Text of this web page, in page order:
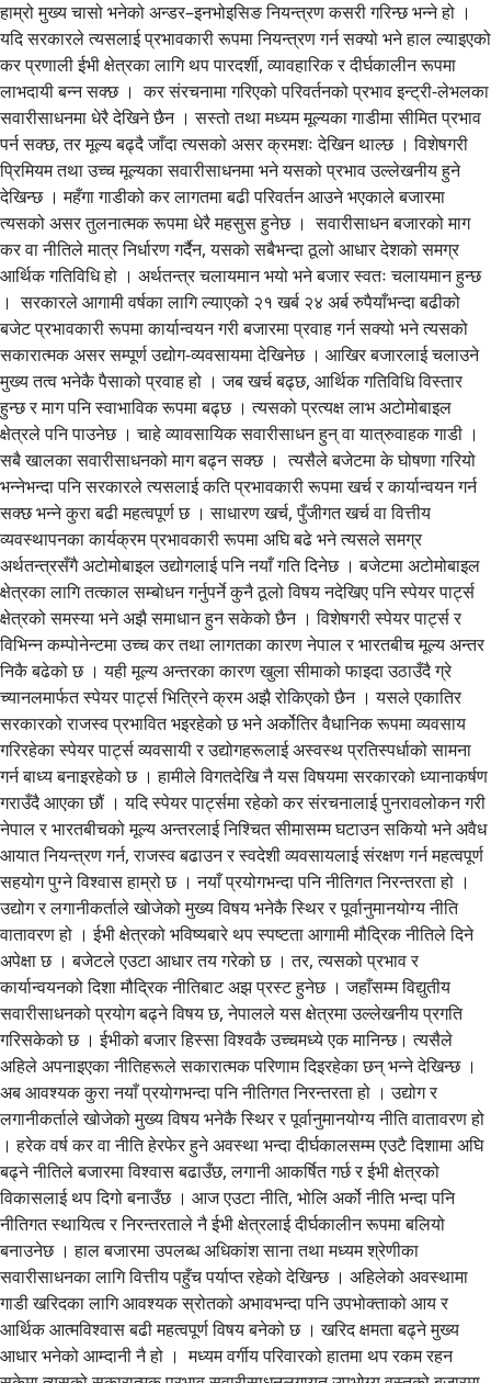
हाम्रो मुख्य चासो भनेको अन्डर–इनभोइसिङ नियन्त्रण कसरी गरिन्छ भन्ने हो ।
यदि सरकारले त्यसलाई प्रभावकारी रूपमा नियन्त्रण गर्न सक्यो भने हाल ल्याइएको
कर प्रणाली ईभी क्षेत्रका लागि थप पारदर्शी, व्यावहारिक र दीर्घकालीन रूपमा
लाभदायी बन्न सक्छ । कर संरचनामा गरिएको परिवर्तनको प्रभाव इन्ट्री-लेभलका
सवारीसाधनमा धेरै देखिने छैन । सस्तो तथा मध्यम मूल्यका गाडीमा सीमित प्रभाव
पर्न सक्छ, तर मूल्य बढ्दै जाँदा त्यसको असर क्रमशः देखिन थाल्छ । विशेषगरी
प्रिमियम तथा उच्च मूल्यका सवारीसाधनमा भने यसको प्रभाव उल्लेखनीय हुने
देखिन्छ । महँगा गाडीको कर लागतमा बढी परिवर्तन आउने भएकाले बजारमा
त्यसको असर तुलनात्मक रूपमा धेरै महसुस हुनेछ । सवारीसाधन बजारको माग
कर वा नीतिले मात्र निर्धारण गर्दैन, यसको सबैभन्दा ठूलो आधार देशको समग्र
आर्थिक गतिविधि हो । अर्थतन्त्र चलायमान भयो भने बजार स्वतः चलायमान हुन्छ
। सरकारले आगामी वर्षका लागि ल्याएको २१ खर्ब २४ अर्ब रुपैयाँभन्दा बढीको
बजेट प्रभावकारी रूपमा कार्यान्वयन गरी बजारमा प्रवाह गर्न सक्यो भने त्यसको
सकारात्मक असर सम्पूर्ण उद्योग-व्यवसायमा देखिनेछ । आखिर बजारलाई चलाउने
मुख्य तत्व भनेकै पैसाको प्रवाह हो । जब खर्च बढ्छ, आर्थिक गतिविधि विस्तार
हुन्छ र माग पनि स्वाभाविक रूपमा बढ्छ । त्यसको प्रत्यक्ष लाभ अटोमोबाइल
क्षेत्रले पनि पाउनेछ । चाहे व्यावसायिक सवारीसाधन हुन् वा यात्रुवाहक गाडी ।
सबै खालका सवारीसाधनको माग बढ्न सक्छ । त्यसैले बजेटमा के घोषणा गरियो
भन्नेभन्दा पनि सरकारले त्यसलाई कति प्रभावकारी रूपमा खर्च र कार्यान्वयन गर्न
सक्छ भन्ने कुरा बढी महत्वपूर्ण छ । साधारण खर्च, पुँजीगत खर्च वा वित्तीय
व्यवस्थापनका कार्यक्रम प्रभावकारी रूपमा अघि बढे भने त्यसले समग्र
अर्थतन्त्रसँगै अटोमोबाइल उद्योगलाई पनि नयाँ गति दिनेछ । बजेटमा अटोमोबाइल
क्षेत्रका लागि तत्काल सम्बोधन गर्नुपर्ने कुनै ठूलो विषय नदेखिए पनि स्पेयर पार्ट्स
क्षेत्रको समस्या भने अझै समाधान हुन सकेको छैन । विशेषगरी स्पेयर पार्ट्स र
विभिन्न कम्पोनेन्टमा उच्च कर तथा लागतका कारण नेपाल र भारतबीच मूल्य अन्तर
निकै बढेको छ । यही मूल्य अन्तरका कारण खुला सीमाको फाइदा उठाउँदै ग्रे
च्यानलमार्फत स्पेयर पार्ट्स भित्रिने क्रम अझै रोकिएको छैन । यसले एकातिर
सरकारको राजस्व प्रभावित भइरहेको छ भने अर्कोतिर वैधानिक रूपमा व्यवसाय
गरिरहेका स्पेयर पार्ट्स व्यवसायी र उद्योगहरूलाई अस्वस्थ प्रतिस्पर्धाको सामना
गर्न बाध्य बनाइरहेको छ । हामीले विगतदेखि नै यस विषयमा सरकारको ध्यानाकर्षण
गराउँदै आएका छौं । यदि स्पेयर पार्ट्समा रहेको कर संरचनालाई पुनरावलोकन गरी
नेपाल र भारतबीचको मूल्य अन्तरलाई निश्चित सीमासम्म घटाउन सकियो भने अवैध
आयात नियन्त्रण गर्न, राजस्व बढाउन र स्वदेशी व्यवसायलाई संरक्षण गर्न महत्वपूर्ण
सहयोग पुग्ने विश्वास हाम्रो छ । नयाँ प्रयोगभन्दा पनि नीतिगत निरन्तरता हो ।
उद्योग र लगानीकर्ताले खोजेको मुख्य विषय भनेकै स्थिर र पूर्वानुमानयोग्य नीति
वातावरण हो । ईभी क्षेत्रको भविष्यबारे थप स्पष्टता आगामी मौद्रिक नीतिले दिने
अपेक्षा छ । बजेटले एउटा आधार तय गरेको छ । तर, त्यसको प्रभाव र
कार्यान्वयनको दिशा मौद्रिक नीतिबाट अझ प्रस्ट हुनेछ । जहाँसम्म विद्युतीय
सवारीसाधनको प्रयोग बढ्ने विषय छ, नेपालले यस क्षेत्रमा उल्लेखनीय प्रगति
गरिसकेको छ । ईभीको बजार हिस्सा विश्वकै उच्चमध्ये एक मानिन्छ। त्यसैले
अहिले अपनाइएका नीतिहरूले सकारात्मक परिणाम दिइरहेका छन् भन्ने देखिन्छ ।
अब आवश्यक कुरा नयाँ प्रयोगभन्दा पनि नीतिगत निरन्तरता हो । उद्योग र
लगानीकर्ताले खोजेको मुख्य विषय भनेकै स्थिर र पूर्वानुमानयोग्य नीति वातावरण हो
। हरेक वर्ष कर वा नीति हेरफेर हुने अवस्था भन्दा दीर्घकालसम्म एउटै दिशामा अघि
बढ्ने नीतिले बजारमा विश्वास बढाउँछ, लगानी आकर्षित गर्छ र ईभी क्षेत्रको
विकासलाई थप दिगो बनाउँछ । आज एउटा नीति, भोलि अर्को नीति भन्दा पनि
नीतिगत स्थायित्व र निरन्तरताले नै ईभी क्षेत्रलाई दीर्घकालीन रूपमा बलियो
बनाउनेछ । हाल बजारमा उपलब्ध अधिकांश साना तथा मध्यम श्रेणीका
सवारीसाधनका लागि वित्तीय पहुँच पर्याप्त रहेको देखिन्छ । अहिलेको अवस्थामा
गाडी खरिदका लागि आवश्यक स्रोतको अभावभन्दा पनि उपभोक्ताको आय र
आर्थिक आत्मविश्वास बढी महत्वपूर्ण विषय बनेको छ । खरिद क्षमता बढ्ने मुख्य
आधार भनेको आम्दानी नै हो । मध्यम वर्गीय परिवारको हातमा थप रकम रहन